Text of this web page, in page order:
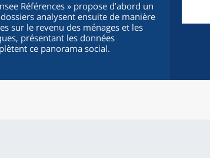
Références » propose d’abord un
analysent ensuite de manière
sur le revenu des ménages et les
présentant les données
ce panorama social.